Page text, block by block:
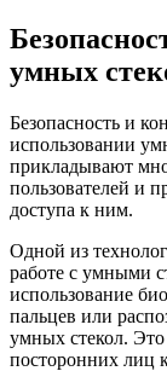
умных
Безопасность и
использовании
прикладывают
пользователей и
доступа к ним.
Одной из
работе с умными
использование
пальцев или
умных стекол. Это
посторонних лиц